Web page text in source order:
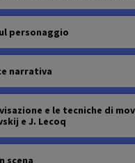
personaggio
narrativa
e le tecniche di
e J. Lecoq
scena